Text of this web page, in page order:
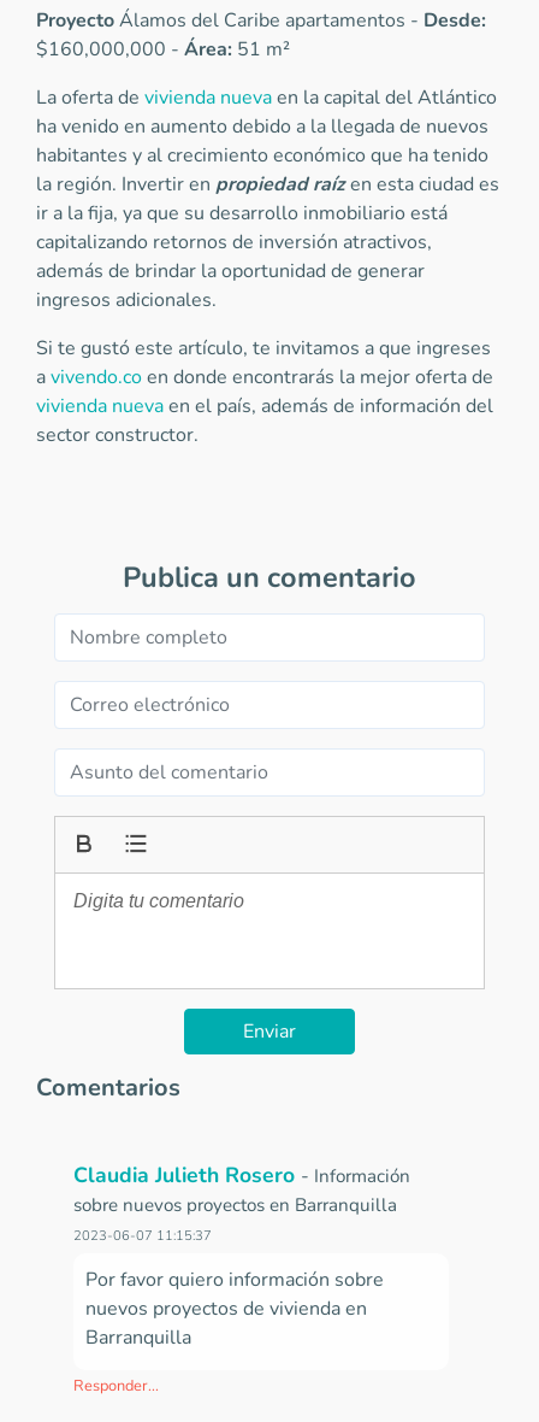
ProyectoÁlamos del Caribe apartamentos - Desde:
$160,000,000 - Área: 51 m²
La oferta de vivienda nuevaen la capital del Atlántico
ha venido en aumento debido a la llegada de nuevos
habitantes y al crecimiento económico que ha tenido
la región. Invertir en propiedad raízen esta ciudad es
ir a la fija, ya que su desarrollo inmobiliario está
capitalizando retornos de inversión atractivos,
además de brindar la oportunidad de generar
ingresos adicionales.
Si te gustó este artículo, te invitamos a que ingreses
avivendo.coen donde encontrarás la mejor oferta de
vivienda nuevaen el país, además de información del
sector constructor.
Publica un comentario
Enviar
Comentarios
Claudia Julieth Rosero - Información
sobre nuevos proyectos en Barranquilla
2023-06-07 11:15:37
Por favor quiero información sobre
nuevos proyectos de vivienda en
Barranquilla
Responder...